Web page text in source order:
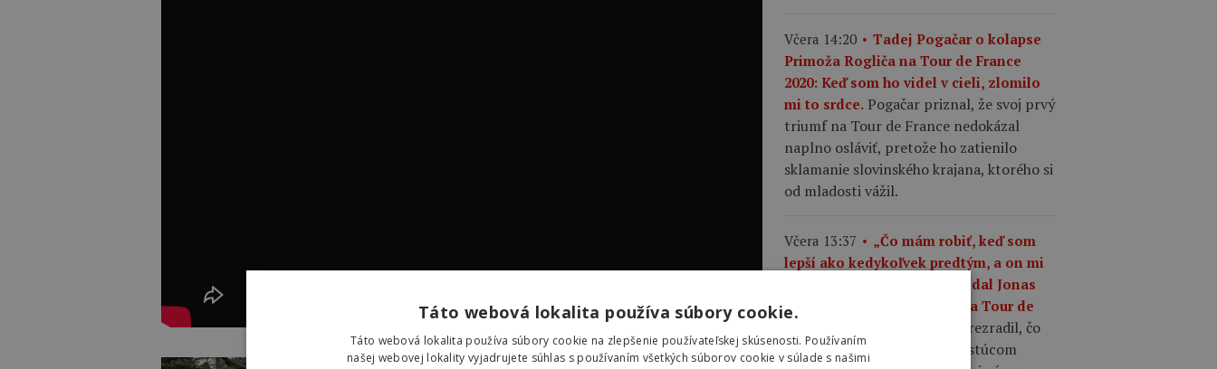
Včera 14:20
Tadej Pogačar o kolapse
Primoža Rogliča na Tour de France
2020: Keď som ho videl v cieli, zlomilo
mi to srdce. Pogačar priznal, že svoj prvý
triumf na Tour de France nedokázal
naplno osláviť, pretože ho zatienilo
sklamanie slovinského krajana, ktorého si
od mladosti vážil.
Včera 13:37
„Čo mám robiť, keď som
lepší ako kedykoľvek predtým, a on mi
napriek tomu odíde?,“ povedal Jonas
Vingegaard o Pogačarovi na Tour de
Mattias Skjelmose prezradil, čo
mu povedal Vingegaard o rastúcom
Táto webová lokalita používa súbory cookie.
Táto webová lokalita používa súbory cookie na zlepšenie používateľskej skúsenosti. Používaním
našej webovej lokality vyjadrujete súhlas s používaním všetkých súborov cookie v súlade s našimi